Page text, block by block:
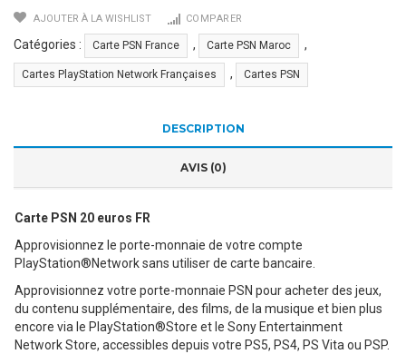
20
Euros
FR
AJOUTER À LA WISHLIST COMPARER
Catégories : Carte PSN France , Carte PSN Maroc ,
Cartes PlayStation Network Françaises , Cartes PSN
DESCRIPTION
AVIS (0)
Carte PSN 20 euros FR
Approvisionnez le porte-monnaie de votre compte
PlayStation®Network sans utiliser de carte bancaire.
Approvisionnez votre porte-monnaie PSN pour acheter des jeux,
du contenu supplémentaire, des films, de la musique et bien plus
encore via le PlayStation®Store et le Sony Entertainment
Network Store, accessibles depuis votre PS5, PS4, PS Vita ou PSP.